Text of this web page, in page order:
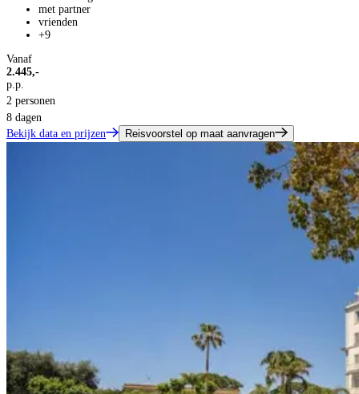
met partner
vrienden
+9
Vanaf
2.445,-
p.p.
2 personen
8 dagen
Bekijk data en prijzen
Reisvoorstel op maat aanvragen